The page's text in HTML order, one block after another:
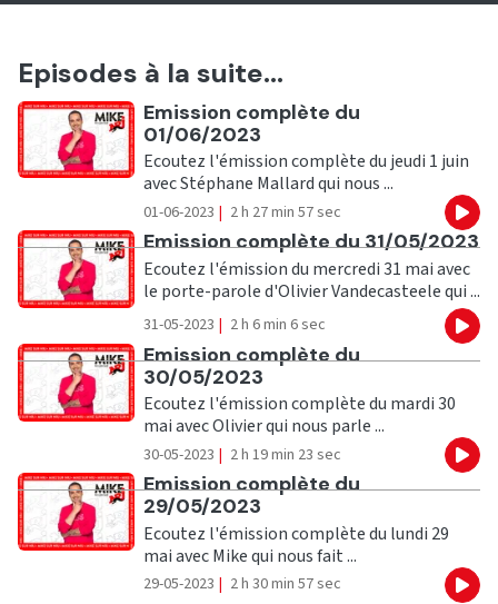
Episodes à la suite...
Ecouter
Emission complète du
01/06/2023
Ecoutez l'émission complète du jeudi 1 juin
avec Stéphane Mallard qui nous ...
01-06-2023 | 2 h 27 min 57 sec
Ecouter
Emission complète du 31/05/2023
Ecoutez l'émission du mercredi 31 mai avec
le porte-parole d'Olivier Vandecasteele qui ...
31-05-2023 | 2 h 6 min 6 sec
Ecouter
Emission complète du
30/05/2023
Ecoutez l'émission complète du mardi 30
mai avec Olivier qui nous parle ...
30-05-2023 | 2 h 19 min 23 sec
Ecouter
Emission complète du
29/05/2023
Ecoutez l'émission complète du lundi 29
mai avec Mike qui nous fait ...
29-05-2023 | 2 h 30 min 57 sec